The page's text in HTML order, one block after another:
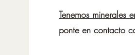
Tenemos minerales
ponte en contacto